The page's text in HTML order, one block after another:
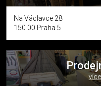
Na Václavce 28
150 00 Praha 5